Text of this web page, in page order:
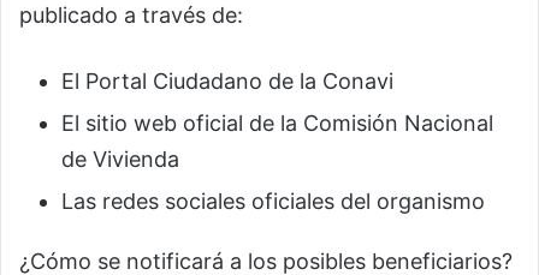
publicado a través de:
El Portal Ciudadano de la Conavi
El sitio web oficial de la Comisión Nacional
de Vivienda
Las redes sociales oficiales del organismo
¿Cómo se notificará a los posibles beneficiarios?